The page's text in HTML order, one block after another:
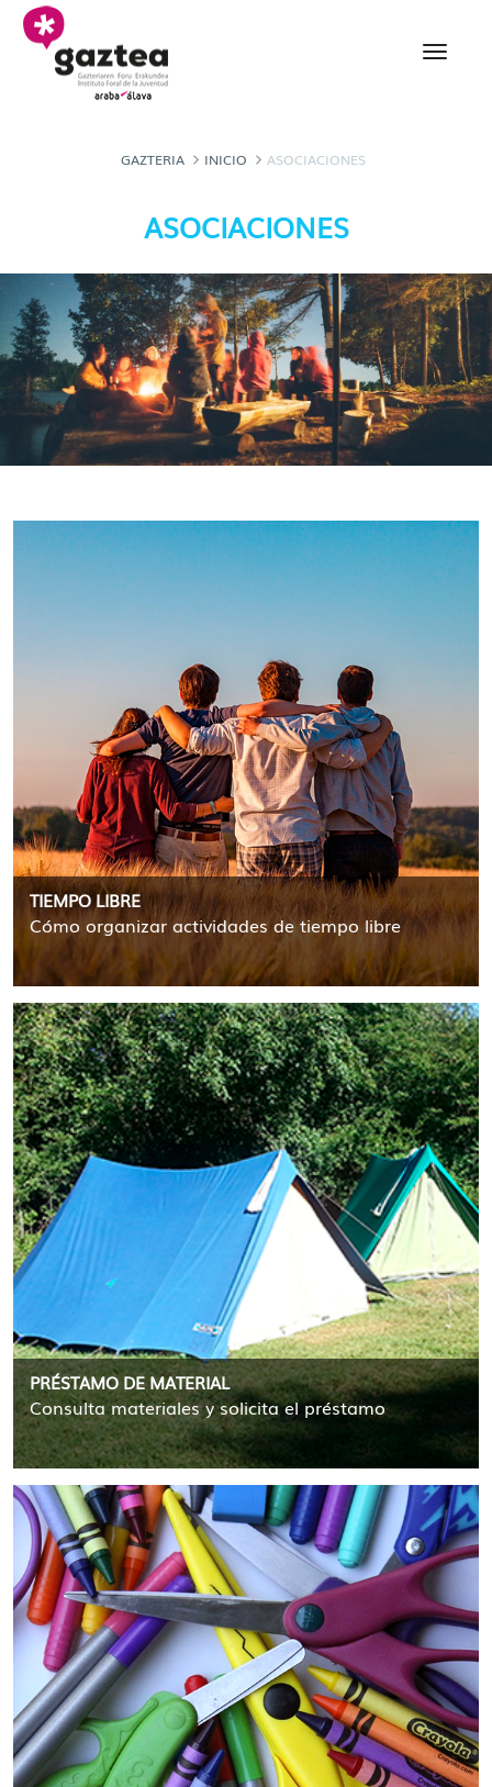
Saltar al contenido principal
Asociaciones - gazteria
GAZTERIA INICIO ASOCIACIONES
ASOCIACIONES
TIEMPO LIBRE
Cómo organizar actividades de tiempo libre
PRÉSTAMO DE MATERIAL
Consulta materiales y solicita el préstamo